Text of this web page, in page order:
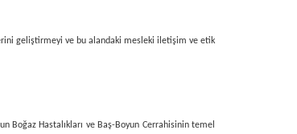
geliştirmeyi ve bu alandaki mesleki iletişim ve etik
Hastalıkları ve Baş-Boyun Cerrahisinin temel